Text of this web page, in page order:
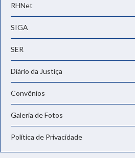
RHNet
SIGA
SER
Diário da Justiça
Convênios
Galeria de Fotos
Política de Privacidade